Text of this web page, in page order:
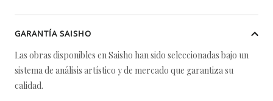
GARANTÍA SAISHO
Las obras disponibles en Saisho han sido seleccionadas bajo un
sistema de análisis artístico y de mercado que garantiza su
calidad.